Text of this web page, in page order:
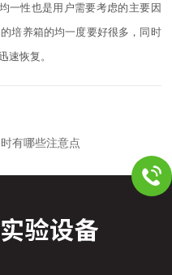
一性也是用户需要考虑的主要因
培养箱的均一度要好很多，同时
速恢复。
有哪些注意点